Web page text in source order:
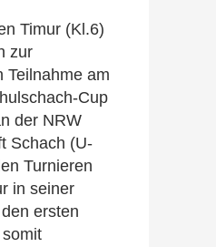
Timur (Kl.6)
zur
Teilnahme am
Cup
der NRW
Schach (U-
Turnieren
in seiner
ersten